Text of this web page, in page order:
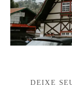
DEIXE